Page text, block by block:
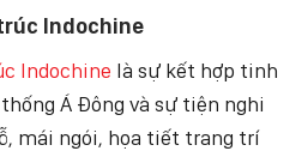
Indochine
Indochine là sự kết hợp tinh
Á Đông và sự tiện nghi
mái ngói, họa tiết trang trí